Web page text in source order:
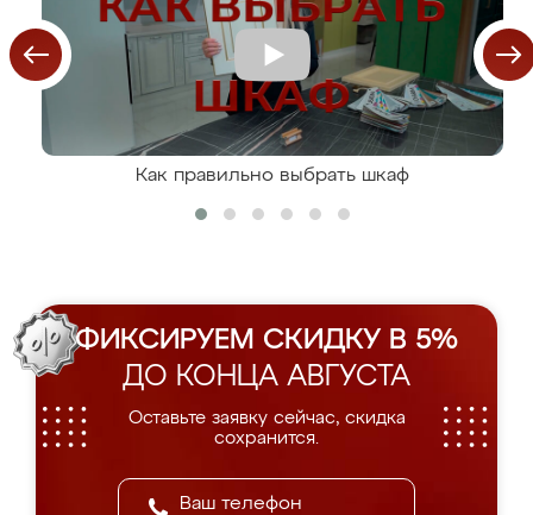
Как правильно выбрать шкаф
ФИКСИРУЕМ СКИДКУ В 5%
ДО КОНЦА АВГУСТА
Оставьте заявку сейчас, скидка
сохранится.